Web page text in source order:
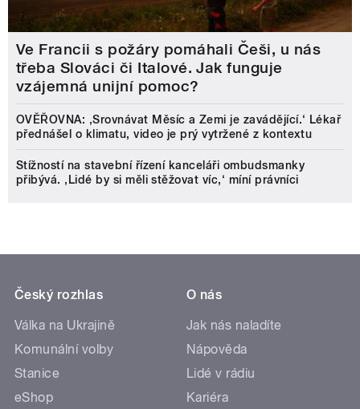
Ve Francii s požáry pomáhali Češi, u nás
třeba Slováci či Italové. Jak funguje
vzájemná unijní pomoc?
OVĚŘOVNA: ‚Srovnávat Měsíc a Zemi je zavádějící.‘ Lékař
přednášel o klimatu, video je prý vytržené z kontextu
Stížností na stavební řízení kanceláři ombudsmanky
přibývá. ‚Lidé by si měli stěžovat víc,‘ míní právníci
Český rozhlas
Válka na Ukrajině
Komunální volby
Stanice
eShop
O nás
Jak nás naladíte
Nápověda
Lidé v rádiu
Kariéra